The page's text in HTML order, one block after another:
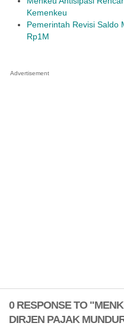
Kemenkeu
Pemerintah Revisi Saldo
Rp1M
Advertisement
0 RESPONSE TO
DIRJEN PAJAK